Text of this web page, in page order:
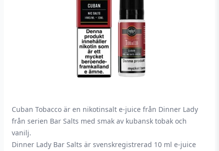
Cuban Tobacco är en nikotinsalt e-juice från Dinner Lady
från serien Bar Salts med smak av kubansk tobak och
vanilj.
Dinner Lady Bar Salts är svenskregistrerad 10 ml e-juice